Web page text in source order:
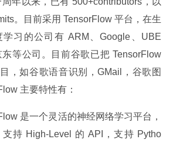
。目前采用 TensorFlow 平台，在生
习的公司有 ARM、Google、UBE
等公司。目前谷歌已把 TensorFlow
，如谷歌语音识别，GMail，谷歌图
主要特性有：
是一个灵活的神经网络学习平台，
持 High-Level 的 API，支持 Pytho